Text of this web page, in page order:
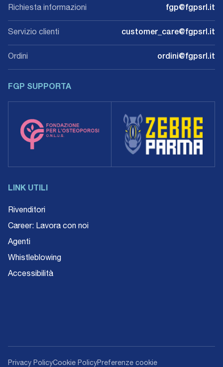
Richiesta informazioni fgp@fgpsrl.it
Servizio clienti customer_care@fgpsrl.it
Ordini ordini@fgpsrl.it
FGP SUPPORTA
LINK UTILI
Rivenditori
Career: Lavora con noi
Agenti
Whistleblowing
Accessibilità
Privacy PolicyCookie PolicyPreferenze cookie